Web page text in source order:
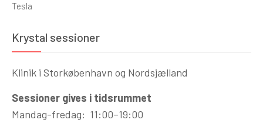
Tesla
Krystal sessioner
Klinik i Storkøbenhavn og Nordsjælland
Sessioner gives i tidsrummet
Mandag-fredag: 11:00–19:00